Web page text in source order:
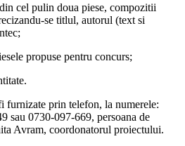
cel pulin doua piese, compozitii
se titlul, autorul (text si
propuse pentru concurs;
furnizate prin telefon, la numerele:
sau 0730-097-669, persoana de
Avram, coordonatorul proiectului.